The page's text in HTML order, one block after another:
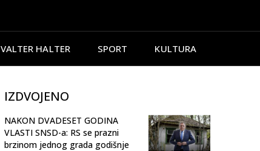
VALTER HALTER SPORT KULTURA
IZDVOJENO
NAKON DVADESET GODINA
VLASTI SNSD-a: RS se prazni
brzinom jednog grada godišnje